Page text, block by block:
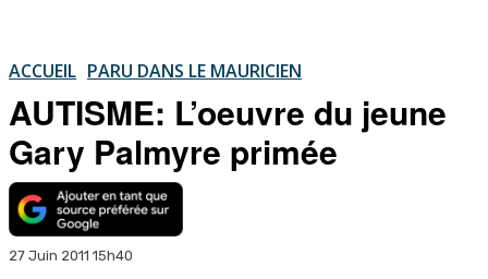
ACCUEIL PARU DANS LE MAURICIEN
AUTISME: L’oeuvre du jeune
Gary Palmyre primée
27 Juin 2011 15h40